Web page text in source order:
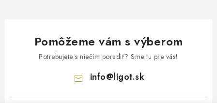
Pomôžeme vám s výberom
Potrebujete s niečím poradiť? Sme tu pre vás!
info@ligot.sk